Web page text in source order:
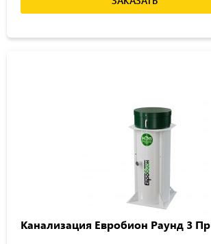
Канализация Евробион Раунд 3 Пр